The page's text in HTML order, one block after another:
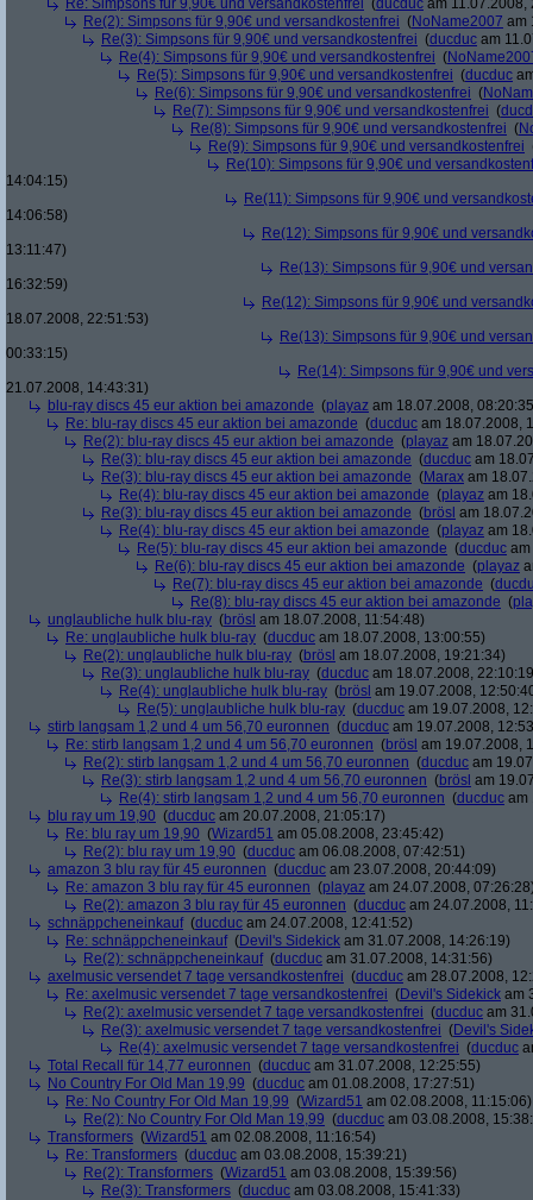
Re: Simpsons für 9,90€ und versandkostenfrei (ducduc am 11.07.2008,
Re(2): Simpsons für 9,90€ und versandkostenfrei (NoName2007 am
Re(3): Simpsons für 9,90€ und versandkostenfrei (ducduc am
Re(4): Simpsons für 9,90€ und versandkostenfrei (
Re(5): Simpsons für 9,90€ und versandkostenfrei (ducduc
Re(6): Simpsons für 9,90€ und versandkostenfrei (
Re(7): Simpsons für 9,90€ und versandkostenfrei (
Re(8): Simpsons für 9,90€ und versandkostenfrei (
Re(9): Simpsons für 9,90€ und versandkostenfrei
Re(10): Simpsons für 9,90€ und
14:04:15)
Re(11): Simpsons für 9,90€ und
14:06:58)
Re(12): Simpsons für 9,90€ und
13:11:47)
Re(13): Simpsons für 9,90€ und
16:32:59)
Re(12): Simpsons für 9,90€ und
18.07.2008, 22:51:53)
Re(13): Simpsons für 9,90€ und
00:33:15)
Re(14): Simpsons für 9,90€ und
21.07.2008, 14:43:31)
blu-ray discs 45 eur aktion bei amazonde (playaz am 18.07.2008,
Re: blu-ray discs 45 eur aktion bei amazonde (ducduc am 18.07.2008,
Re(2): blu-ray discs 45 eur aktion bei amazonde (playaz am
Re(3): blu-ray discs 45 eur aktion bei amazonde (ducduc am
Re(3): blu-ray discs 45 eur aktion bei amazonde (Marax am
Re(4): blu-ray discs 45 eur aktion bei amazonde (playaz am
Re(3): blu-ray discs 45 eur aktion bei amazonde (brösl am
Re(4): blu-ray discs 45 eur aktion bei amazonde (playaz am
Re(5): blu-ray discs 45 eur aktion bei amazonde (ducduc
Re(6): blu-ray discs 45 eur aktion bei amazonde (playaz
Re(7): blu-ray discs 45 eur aktion bei amazonde (
Re(8): blu-ray discs 45 eur aktion bei amazonde (
unglaubliche hulk blu-ray (brösl am 18.07.2008, 11:54:48)
Re: unglaubliche hulk blu-ray (ducduc am 18.07.2008, 13:00:55)
Re(2): unglaubliche hulk blu-ray (brösl am 18.07.2008, 19:21:34)
Re(3): unglaubliche hulk blu-ray (ducduc am 18.07.2008,
Re(4): unglaubliche hulk blu-ray (brösl am 19.07.2008,
Re(5): unglaubliche hulk blu-ray (ducduc am 19.07.2008,
stirb langsam 1,2 und 4 um 56,70 euronnen (ducduc am 19.07.2008,
Re: stirb langsam 1,2 und 4 um 56,70 euronnen (brösl am 19.07.2008,
Re(2): stirb langsam 1,2 und 4 um 56,70 euronnen (ducduc am
Re(3): stirb langsam 1,2 und 4 um 56,70 euronnen (brösl am
Re(4): stirb langsam 1,2 und 4 um 56,70 euronnen (ducduc am
blu ray um 19,90 (ducduc am 20.07.2008, 21:05:17)
Re: blu ray um 19,90 (Wizard51 am 05.08.2008, 23:45:42)
Re(2): blu ray um 19,90 (ducduc am 06.08.2008, 07:42:51)
amazon 3 blu ray für 45 euronnen (ducduc am 23.07.2008, 20:44:09)
Re: amazon 3 blu ray für 45 euronnen (playaz am 24.07.2008,
Re(2): amazon 3 blu ray für 45 euronnen (ducduc am 24.07.2008,
schnäppcheneinkauf(ducduc am 24.07.2008, 12:41:52)
Re: schnäppcheneinkauf(Devil's Sidekick am 31.07.2008, 14:26:19)
Re(2): schnäppcheneinkauf(ducduc am 31.07.2008, 14:31:56)
axelmusic versendet 7 tage versandkostenfrei (ducduc am 28.07.2008,
Re: axelmusic versendet 7 tage versandkostenfrei (Devil's Sidekick am
Re(2): axelmusic versendet 7 tage versandkostenfrei (ducduc am
Re(3): axelmusic versendet 7 tage versandkostenfrei (Devil's
Re(4): axelmusic versendet 7 tage versandkostenfrei (ducduc
Total Recall für 14,77 euronnen (ducduc am 31.07.2008, 12:25:55)
No Country For Old Man 19,99 (ducduc am 01.08.2008, 17:27:51)
Re: No Country For Old Man 19,99 (Wizard51 am 02.08.2008, 11:15:06)
Re(2): No Country For Old Man 19,99 (ducduc am 03.08.2008,
Transformers (Wizard51 am 02.08.2008, 11:16:54)
Re: Transformers (ducduc am 03.08.2008, 15:39:21)
Re(2): Transformers (Wizard51 am 03.08.2008, 15:39:56)
Re(3): Transformers (ducduc am 03.08.2008, 15:41:33)